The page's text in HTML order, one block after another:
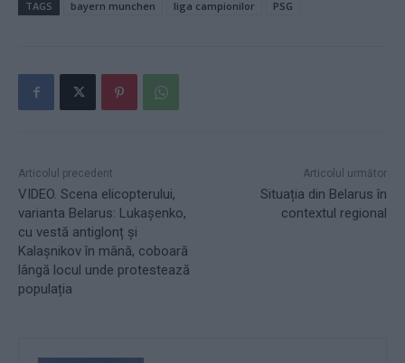
TAGS bayern munchen liga campionilor PSG
Articolul precedent
VIDEO. Scena elicopterului,
varianta Belarus: Lukașenko,
cu vestă antiglonț și
Kalașnikov în mână, coboară
lângă locul unde protestează
populația
Articolul următor
Situația din Belarus în
contextul regional